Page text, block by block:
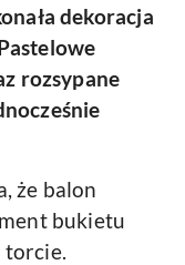
dekoracja
rozsypane
że balon
bukietu
torcie.